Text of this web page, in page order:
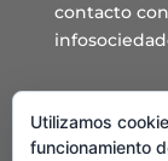
contacto
Sede
C/ Arcipreste
Utilizamos
funcionamiento